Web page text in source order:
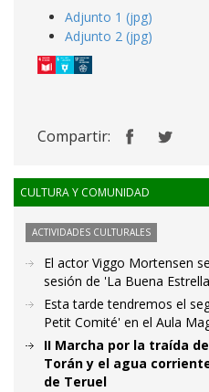
Adjunto 1 (jpg)
Adjunto 2 (jpg)
Compartir:
CULTURA Y COMUNIDAD
ACTIVIDADES CULTURALES
El actor Viggo Mortensen
sesión de 'La Buena
Esta tarde tendremos el
Petit Comité' en el Aula
II Marcha por la traída
Torán y el agua
de Teruel